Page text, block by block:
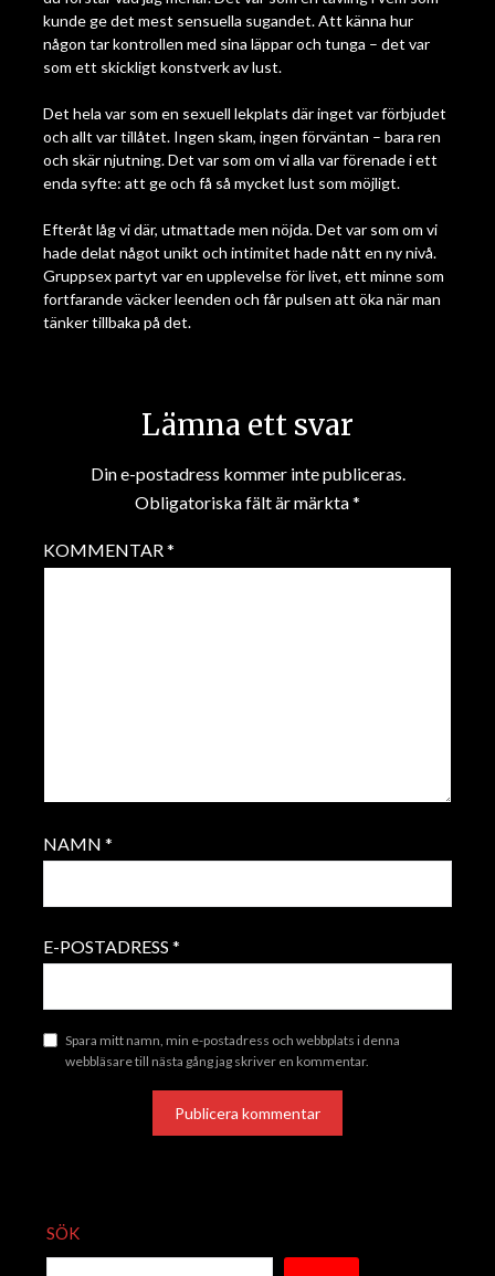
kunde ge det mest sensuella sugandet. Att känna hur
någon tar kontrollen med sina läppar och tunga – det var
som ett skickligt konstverk av lust.
Det hela var som en sexuell lekplats där inget var förbjudet
och allt var tillåtet. Ingen skam, ingen förväntan – bara ren
och skär njutning. Det var som om vi alla var förenade i ett
enda syfte: att ge och få så mycket lust som möjligt.
Efteråt låg vi där, utmattade men nöjda. Det var som om vi
hade delat något unikt och intimitet hade nått en ny nivå.
Gruppsex partyt var en upplevelse för livet, ett minne som
fortfarande väcker leenden och får pulsen att öka när man
tänker tillbaka på det.
Lämna ett svar
Din e-postadress kommer inte publiceras.
Obligatoriska fält är märkta*
KOMMENTAR*
NAMN *
E-POSTADRESS *
Spara mitt namn, min e-postadress och webbplats i denna
webbläsare till nästa gång jag skriver en kommentar.
SÖK